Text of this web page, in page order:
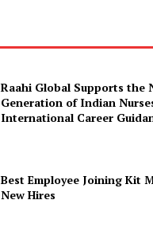
Raahi Global Supports the
Generation of Indian
International Career
Best Employee Joining Kit
New Hires